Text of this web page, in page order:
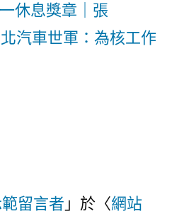
休息獎章｜張
汽車世軍：為核工作
留言者 」於〈網站